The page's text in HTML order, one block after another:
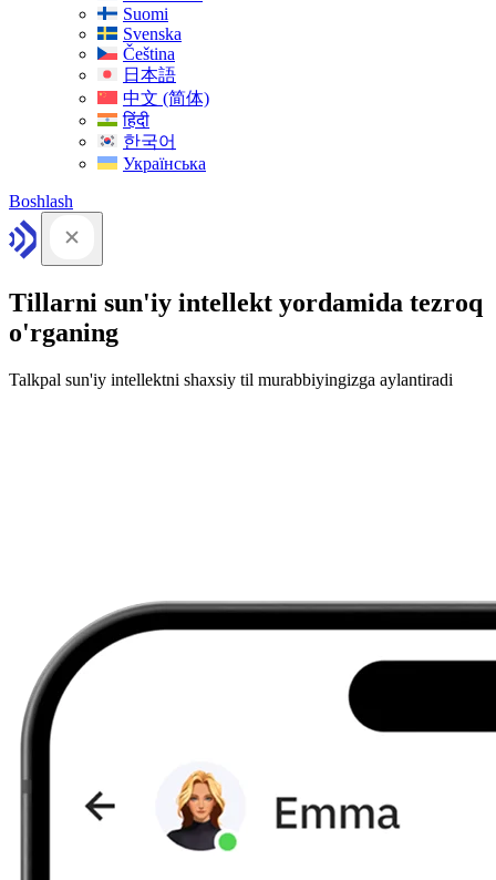
Suomi
Svenska
Čeština
日本語
中文 (简体)
हिंदी
한국어
Українська
Boshlash
Tillarni sun'iy intellekt yordamida tezroq
o'rganing
Talkpal sun'iy intellektni shaxsiy til murabbiyingizga aylantiradi